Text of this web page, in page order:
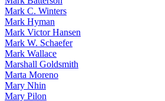
Mark C. Winters
Mark Hyman
Mark Victor Hansen
Mark W. Schaefer
Mark Wallace
Marshall Goldsmith
Marta Moreno
Mary Nhin
Mary Pilon